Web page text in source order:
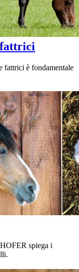
fattrici è fondamentale
spiega i